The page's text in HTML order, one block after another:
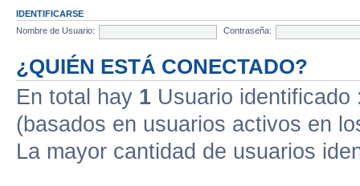
IDENTIFICARSE
Nombre de Usuario:
Contraseña:
¿QUIÉN ESTÁ CONECTADO?
En total hay 1 Usuario
(basados en usuarios activos en
La mayor cantidad de usuarios